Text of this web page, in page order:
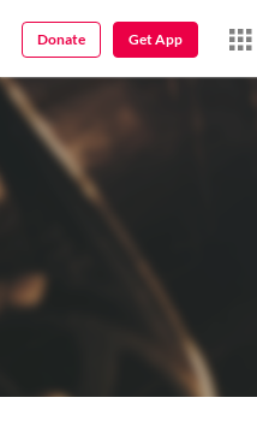
Get App
Donate